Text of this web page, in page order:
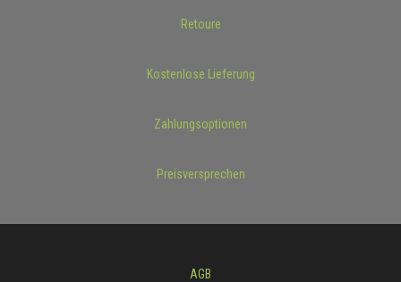
Retoure
Kostenlose Lieferung
Zahlungsoptionen
Preisversprechen
AGB